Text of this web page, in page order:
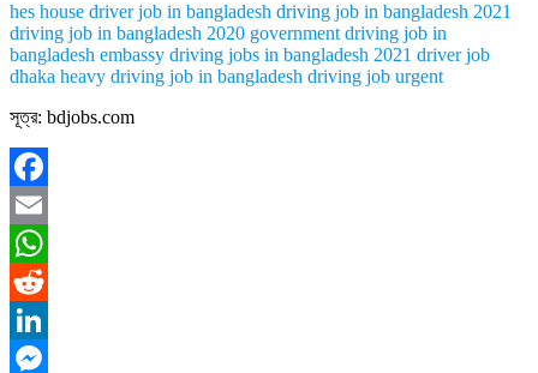
hes house driver job in bangladesh driving job in bangladesh 2021
driving job in bangladesh 2020 government driving job in
bangladesh embassy driving jobs in bangladesh 2021 driver job
dhaka heavy driving job in bangladesh driving job urgent
সূত্র: bdjobs.com
Facebook
Email
WhatsApp
Reddit
LinkedIn